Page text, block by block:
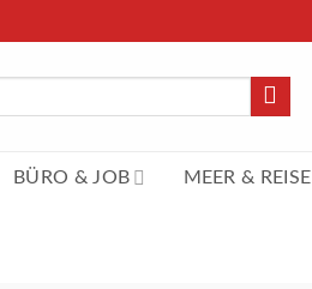
BÜRO & JOB MEER & REISE